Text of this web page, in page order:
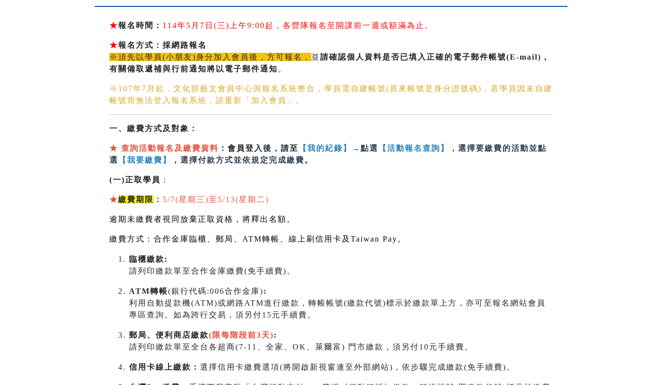
★報名時間： 114年5月7日(三)上午9:00起，各營隊報名至開課前一週或額滿為止。
★報名方式：採網路報名
※須先以學員(小朋友)身分加入會員後，方可報名， 並請確認個人資料是否已填入正確的電子郵件帳號(E-mail) ，
有關備取遞補與行前通知將以電子郵件通知 。
※107年7月起，文化部藝文會員中心與報名系統整合，學員需自建帳號(原來帳號是身分證號碼)，若學員因未自建
帳號而無法登入報名系統，請重新「加入會員」。
一、繳費方式及對象：
★ 查詢活動報名及繳費資料 ：會員登入後，請至 【我的紀錄】 →點選 【活動報名查詢】
，選擇要繳費的活動並點
選
【我要繳費】 ，選擇付款方式並依規定完成繳費。
(一)正取學員 :
★繳費期限 ： 5/7(星期三)至5/13(星期二)
逾期未繳費者視同放棄正取資格，將釋出名額。
繳費方式：合作金庫臨櫃、郵局、 ATM轉帳、線上刷信用卡及 Taiwan Pay 。
臨櫃繳款:
請列印繳款單至合作金庫繳費(免手續費)。
ATM轉帳(銀行代碼:006合作金庫):
利用自動提款機(ATM)或網路ATM進行繳款，轉帳帳號(繳款代號)標示於繳款單上方，亦可至報名網站會員
專區查詢。如為跨行交易，須另付15元手續費。
郵局、便利商店繳款(限每階段前3天):
請列印繳款單至全台各超商(7-11、全家、OK、萊爾富) 門市繳款，須另付10元手續費。
信用卡線上繳款： 選擇信用卡繳費選項(將開啟新視窗連至外部網站)，依步驟完成繳款(免手續費)。